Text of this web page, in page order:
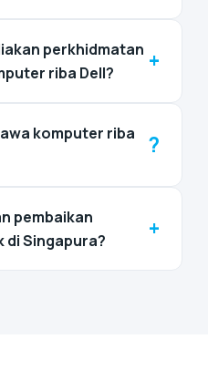
perkhidmatan
riba Dell?
+
komputer riba
?
pembaikan
Singapura?
+